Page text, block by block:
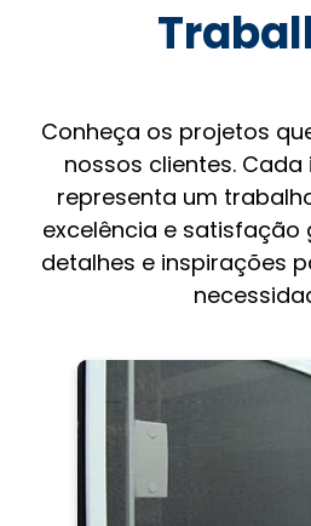
Conheça os projetos
nossos clientes.
representa um
excelência e satisfação
detalhes e inspirações